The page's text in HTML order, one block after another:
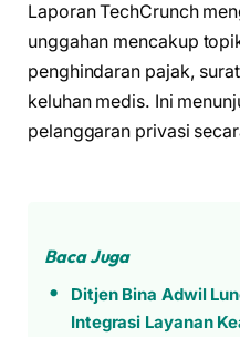
Laporan TechCrunch
unggahan mencakup
penghindaran pajak,
keluhan medis. Ini
pelanggaran privasi
Baca Juga
Ditjen Bina Adwil
Integrasi Layanan